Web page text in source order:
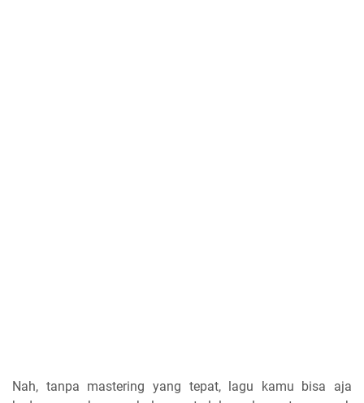
Nah, tanpa mastering yang tepat, lagu kamu bisa aja